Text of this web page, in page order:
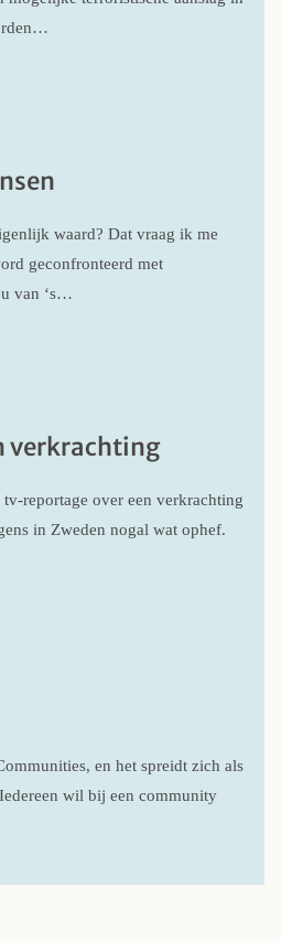
waard? Dat vraag ik me
geconfronteerd met
van ‘s…
verkrachting
reportage over een verkrachting
in Zweden nogal wat ophef.
en het spreidt zich als
wil bij een community